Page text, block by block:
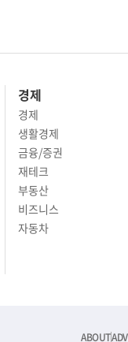
경제
경제
생활경제
금융/증권
재테크
부동산
비즈니스
자동차
ABOUT